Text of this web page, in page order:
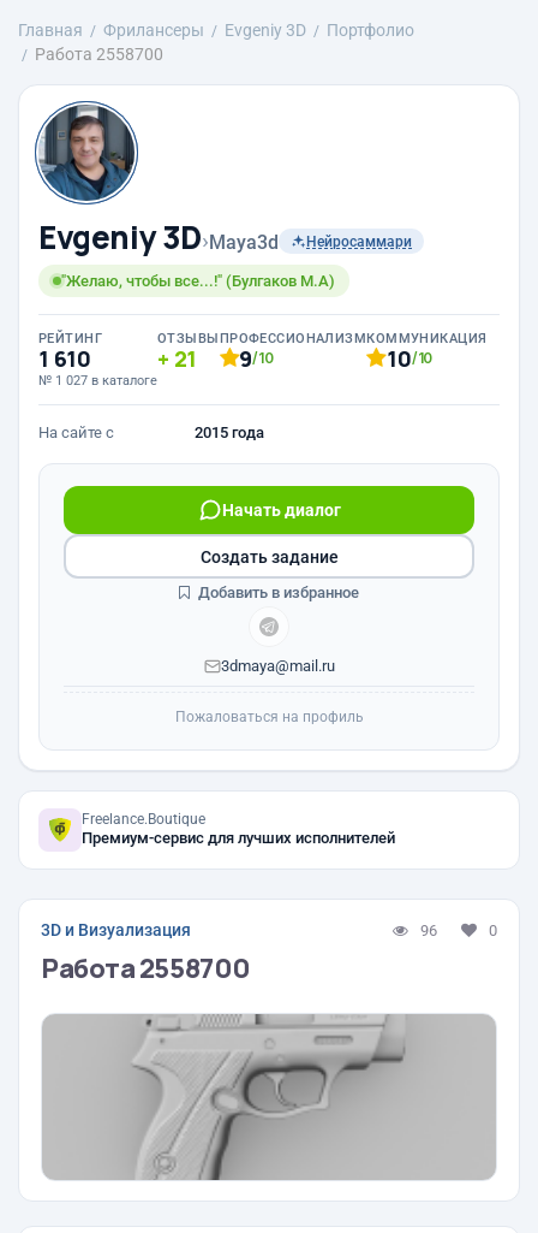
Главная Фрилансеры Evgeniy 3D
Портфолио
Работа 2558700
Evgeniy 3D›Maya3d Нейросаммари
"Желаю, чтобы все...!" (Булгаков М.А)
РЕЙТИНГ
1 610
№ 1 027 в каталоге
ОТЗЫВЫ
21
ПРОФЕССИОНАЛИЗМ
9/10
КОММУНИКАЦИЯ
10/10
На сайте с 2015 года
Начать диалог
3dmaya@mail.ru
Создать задание
Добавить в избранное
Пожаловаться на профиль
Freelance.Boutique
Премиум-сервис для лучших исполнителей
3D и Визуализация 96 0
Работа 2558700